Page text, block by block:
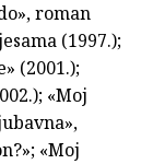
roman
(1997.);
(2001.);
«Moj
«Moj